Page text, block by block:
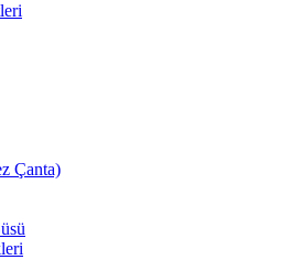
Çanta)